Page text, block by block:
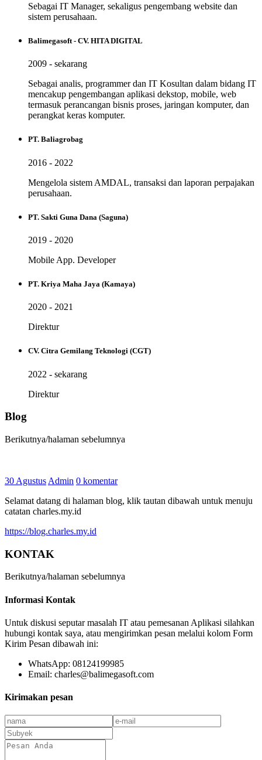
Sebagai IT Manager, sekaligus pengembang website dan
sistem perusahaan.
Balimegasoft - CV. HITA DIGITAL
2009 - sekarang
Sebagai analis, programmer dan IT Kosultan dalam bidang IT
mencakup pengembangan aplikasi dekstop, mobile, web
termasuk perancangan bisnis proses, jaringan komputer, dan
perangkat keras komputer.
PT. Baliagrobag
2016 - 2022
Mengelola sistem AMDAL, transaksi dan laporan perpajakan
perusahaan.
PT. Sakti Guna Dana (Saguna)
2019 - 2020
Mobile App. Developer
PT. Kriya Maha Jaya (Kamaya)
2020 - 2021
Direktur
CV. Citra Gemilang Teknologi (CGT)
2022 - sekarang
Direktur
Blog
Berikutnya/halaman sebelumnya
30 Agustus Admin 0 komentar
Selamat datang di halaman blog, klik tautan dibawah untuk menuju
catatan charles.my.id
https://blog.charles.my.id
KONTAK
Berikutnya/halaman sebelumnya
Informasi Kontak
Untuk diskusi seputar masalah IT atau pemesanan Aplikasi silahkan
hubungi kontak saya, atau mengirimkan pesan melalui kolom Form
Kirim Pesan dibawah ini:
WhatsApp: 08124199985
Email: charles@balimegasoft.com
Kirimakan pesan